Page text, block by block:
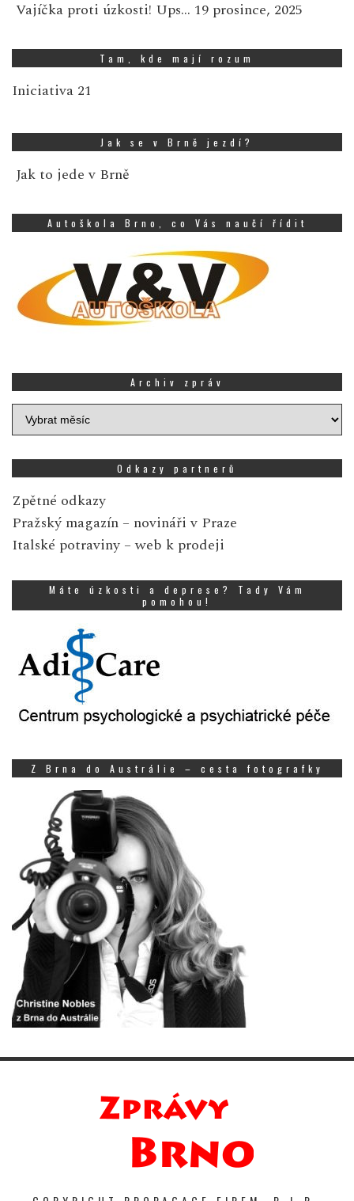
Vajíčka proti úzkosti! Ups… 19 prosince, 2025
Tam, kde mají rozum
Iniciativa 21
Jak se v Brně jezdí?
Jak to jede v Brně
Autoškola Brno, co Vás naučí řídit
Archiv zpráv
Archiv
zpráv
Odkazy partnerů
Zpětné odkazy
Pražský magazín – novináři v Praze
Italské potraviny – web k prodeji
Máte úzkosti a deprese? Tady Vám
pomohou!
Z Brna do Austrálie – cesta fotografky